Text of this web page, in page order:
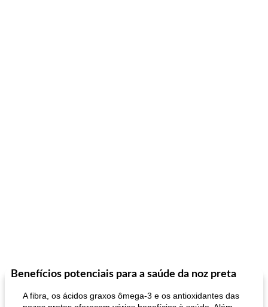
Benefícios potenciais para a saúde da noz preta
A fibra, os ácidos graxos ômega-3 e os antioxidantes das